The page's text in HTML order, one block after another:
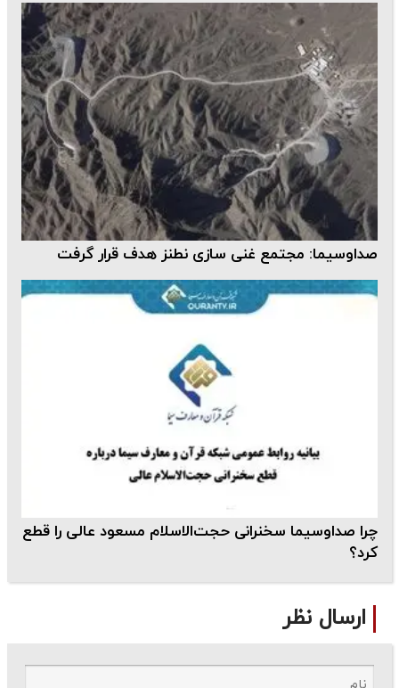
صداوسیما: مجتمع غنی سازی نطنز هدف قرار گرفت
چرا صداوسیما سخنرانی حجت‌الاسلام مسعود عالی را قطع
کرد؟
ارسال نظر